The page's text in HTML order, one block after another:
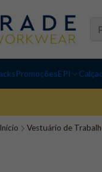
PromoçõesEPI
Início Vestuário de